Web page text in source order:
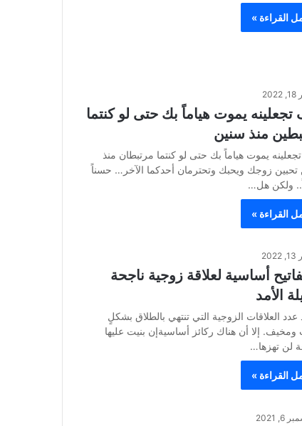
القراءة »
يموت هياماً بك حتى لو كنتما
منذ سنين
يموت هياماً بك حتى لو كنتما مرتبطان منذ
تحبين زوجك ويحبك وتحترمان أحدكما الآخر… حسناً
ولكن هل…
القراءة »
أساسية لعلاقة زوجية ناجحة
الأمد
عدد العلاقات الزوجية التي تنتهي بالطلاق بشكلٍ
إلا أن هناك ركائز أساسيةإن بنيت عليها
لن تهزها…
القراءة »
2021